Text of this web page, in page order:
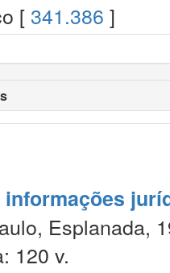
[ 341.386 ]
Esplanada,
120 v.